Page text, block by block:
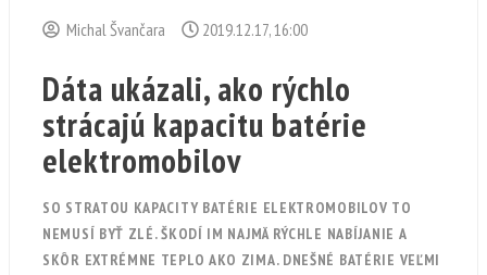
Michal Švančara 2019.12.17, 16:00
Dáta ukázali, ako rýchlo
strácajú kapacitu batérie
elektromobilov
SO STRATOU KAPACITY BATÉRIE ELEKTROMOBILOV TO
NEMUSÍ BYŤ ZLÉ. ŠKODÍ IM NAJMÄ RÝCHLE NABÍJANIE A
SKÔR EXTRÉMNE TEPLO AKO ZIMA. DNEŠNÉ BATÉRIE VEĽMI